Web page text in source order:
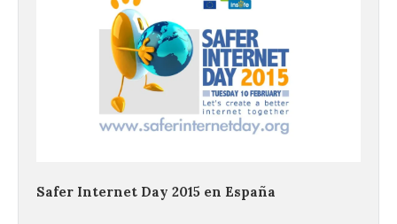
Safer Internet Day 2015 en España